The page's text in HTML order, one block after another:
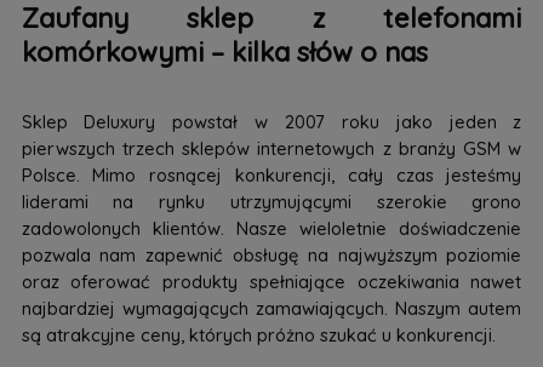
Zaufany sklep z telefonami
komórkowymi – kilka słów o nas
Sklep Deluxury powstał w 2007 roku jako jeden z
pierwszych trzech sklepów internetowych z branży GSM w
Polsce. Mimo rosnącej konkurencji, cały czas jesteśmy
liderami na rynku utrzymującymi szerokie grono
zadowolonych klientów. Nasze wieloletnie doświadczenie
pozwala nam zapewnić obsługę na najwyższym poziomie
oraz oferować produkty spełniające oczekiwania nawet
najbardziej wymagających zamawiających. Naszym autem
są atrakcyjne ceny, których próżno szukać u konkurencji.